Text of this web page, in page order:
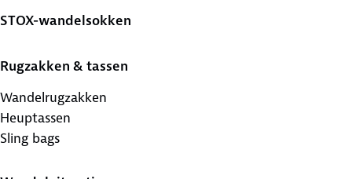
STOX-wandelsokken
Rugzakken & tassen
Wandelrugzakken
Heuptassen
Sling bags